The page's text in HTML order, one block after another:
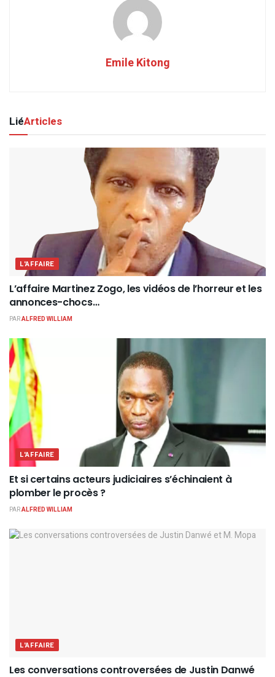
Emile Kitong
LiéArticles
L'AFFAIRE
L’affaire Martinez Zogo, les vidéos de l’horreur et les
annonces-chocs…
PARALFRED WILLIAM
L'AFFAIRE
Et si certains acteurs judiciaires s’échinaient à
plomber le procès ?
PARALFRED WILLIAM
L'AFFAIRE
Les conversations controversées de Justin Danwé